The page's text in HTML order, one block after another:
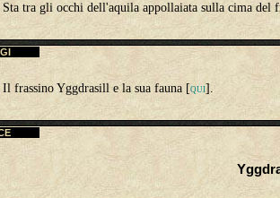
Sta tra gli occhi dell'aquila appollaiata sulla cima del
Il frassino Yggdrasill e la sua fauna [QUI].